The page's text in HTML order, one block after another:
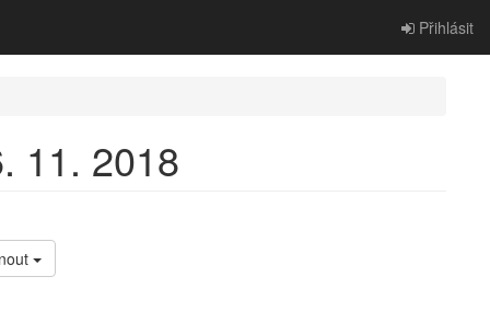
Přihlásit
11. 2018